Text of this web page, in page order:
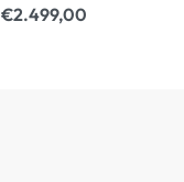
€2.499,00